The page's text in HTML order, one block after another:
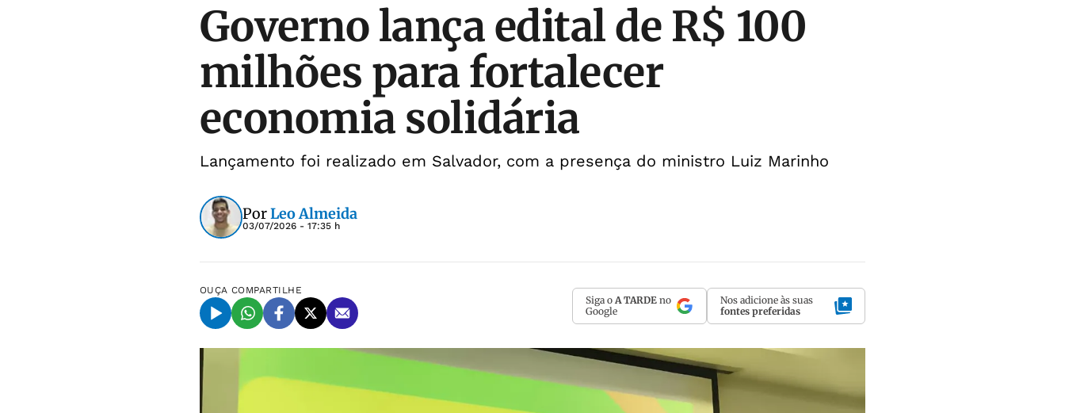
Governo lança edital de R$ 100
milhões para fortalecer
economia solidária
Lançamento foi realizado em Salvador, com a presença do ministro Luiz Marinho
PorLeo Almeida
03/07/2026 - 17:35 h
OUÇA COMPARTILHE
Siga o A TARDE no
Google
Nos adicione às suas
fontes preferidas